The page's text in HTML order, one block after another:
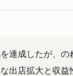
達成したが、の
出店拡大と収